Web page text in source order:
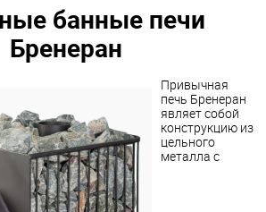
банные печи
Бренеран
Привычная
печь Бренеран
являет собой
конструкцию из
цельного
металла с